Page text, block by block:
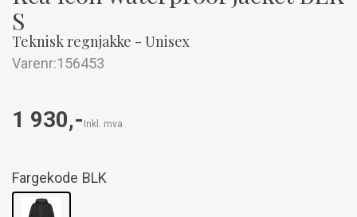
S
Teknisk regnjakke - Unisex
Varenr:156453
1 930,- Inkl. mva
Fargekode BLK